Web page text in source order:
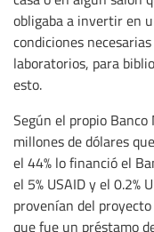
obligaba a invertir en
condiciones
laboratorios, para
esto.
Según el propio
millones de dólares
el 44% lo financió el
el 5% USAID y el 0.2%
provenían del
que fue un préstamo